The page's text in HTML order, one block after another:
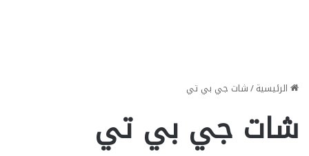
الرئيسية/شات جي بي تي
شات جي بي تي